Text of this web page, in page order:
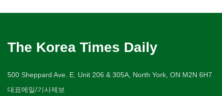
The Korea Times Daily
500 Sheppard Ave. E. Unit 206 & 305A, North York, ON M2N 6H7
대표메일/기사제보